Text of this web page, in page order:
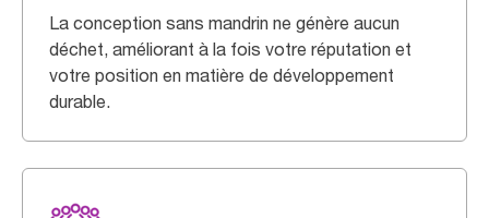
La conception sans mandrin ne génère aucun
déchet, améliorant à la fois votre réputation et
votre position en matière de développement
durable.